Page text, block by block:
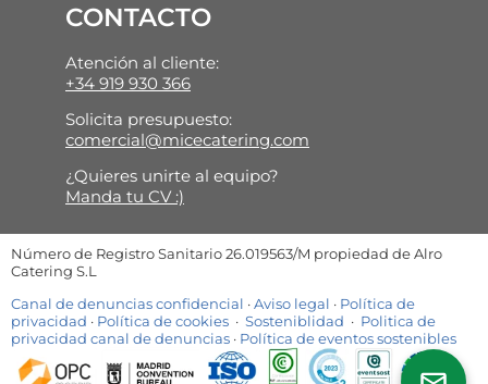
CONTACTO
Atención al cliente:
+34 919 930 366
Solicita presupuesto:
comercial@micecatering.com
¿Quieres unirte al equipo?
Manda tu CV :)
Número de Registro Sanitario 26.019563/M propiedad de Alro
Catering S.L
Canal de denuncias confidencial ·Aviso legal · Política de
privacidad · Política de cookies · Sosteniblidad · Politica de
privacidad canal de denuncias · Política de eventos sostenibles